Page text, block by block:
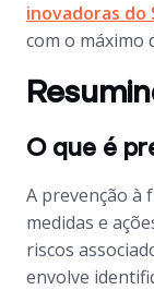
inovadoras do
com o máximo
O que é
A prevenção à
medidas e
riscos
envolve